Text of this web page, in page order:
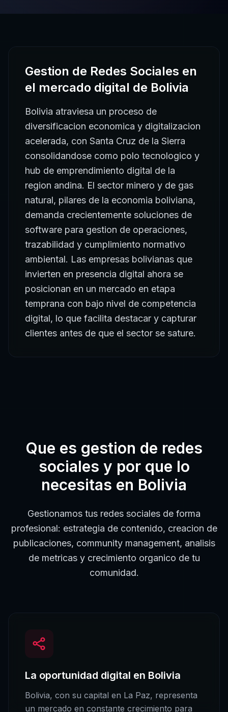
Gestion de Redes Sociales en
el mercado digital de Bolivia
Bolivia atraviesa un proceso de
diversificacion economica y digitalizacion
acelerada, con Santa Cruz de la Sierra
consolidandose como polo tecnologico y
hub de emprendimiento digital de la
region andina. El sector minero y de gas
natural, pilares de la economia boliviana,
demanda crecientemente soluciones de
software para gestion de operaciones,
trazabilidad y cumplimiento normativo
ambiental. Las empresas bolivianas que
invierten en presencia digital ahora se
posicionan en un mercado en etapa
temprana con bajo nivel de competencia
digital, lo que facilita destacar y capturar
clientes antes de que el sector se sature.
Que es gestion de redes
sociales y por que lo
necesitas en Bolivia
Gestionamos tus redes sociales de forma
profesional: estrategia de contenido, creacion de
publicaciones, community management, analisis
de metricas y crecimiento organico de tu
comunidad.
La oportunidad digital en Bolivia
Bolivia, con su capital en La Paz, representa
un mercado en constante crecimiento para